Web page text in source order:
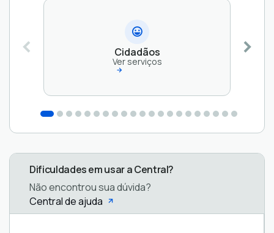
Cidadãos
Ver serviços
Dificuldades em usar a Central?
Não encontrou sua dúvida?
Central de ajuda